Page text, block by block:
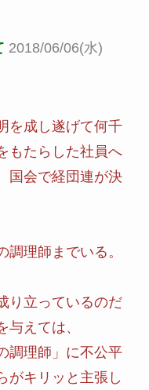
2018/06/06(水)
を成し遂げて何千
もたらした社員へ
国会で経団連が決
調理師までいる。
り立っているのだ
えては、
調理師」に不公平
がキリッと主張し